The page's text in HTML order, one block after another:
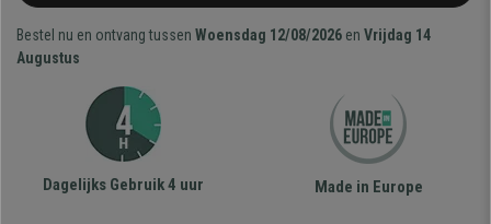
Bestel nu en ontvang tussen Woensdag 12/08/2026 en Vrijdag 14
Augustus
Dagelijks Gebruik 4 uur Made in Europe